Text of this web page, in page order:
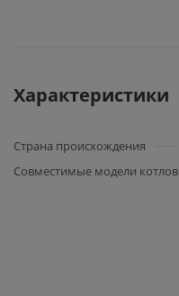
Характеристики
Страна происхождения
Совместимые модели котлов